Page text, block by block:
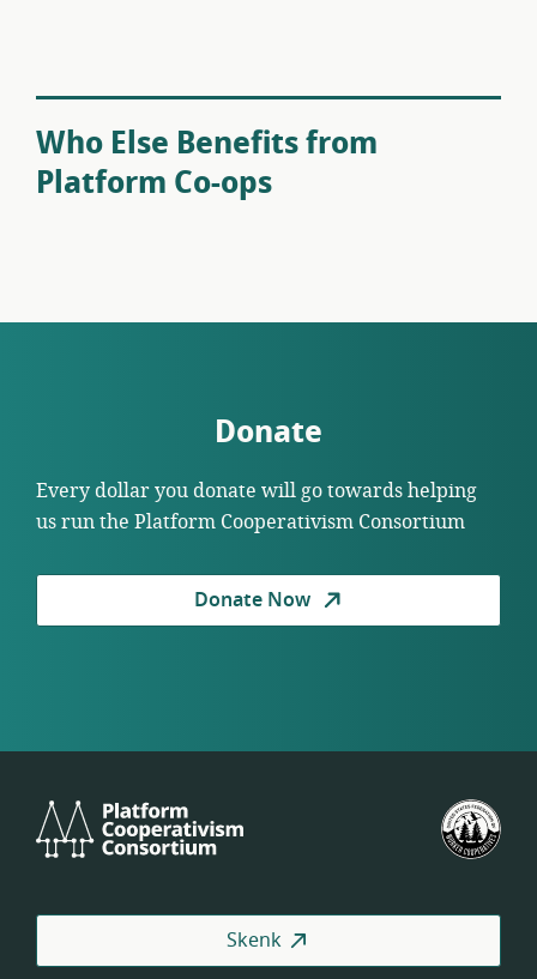
Who Else Benefits from
Platform Co-ops
Donate
Every dollar you donate will go towards helping
us run the Platform Cooperativism Consortium
Donate Now
Cooperativism
se
Skenk